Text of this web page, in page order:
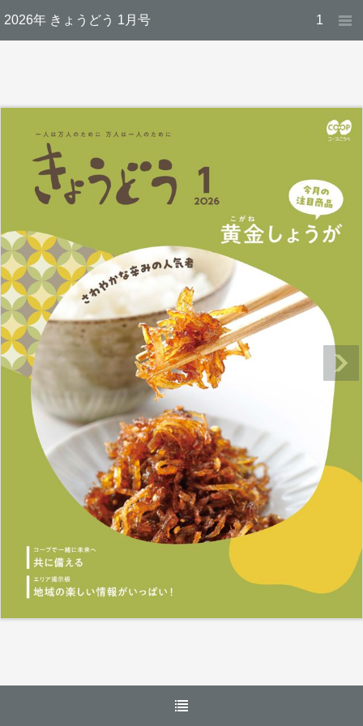
2026年 きょうどう 1月号 1